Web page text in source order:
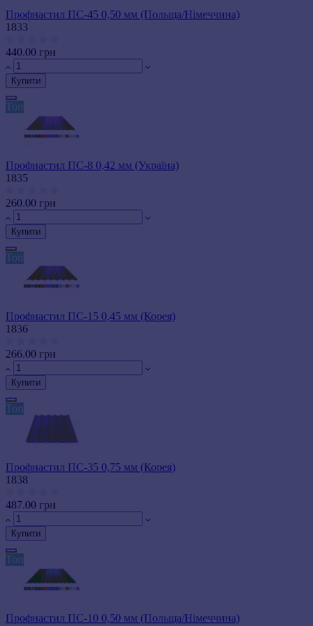
Профнастил ПС-45 0,50 мм (Польща/Німеччина)
1833
440.00 грн
Купити
Топ
Профнастил ПС-8 0,42 мм (Україна)
1835
260.00 грн
Купити
Топ
Профнастил ПС-15 0,45 мм (Корея)
1836
266.00 грн
Купити
Топ
Профнастил ПС-35 0,75 мм (Корея)
1838
487.00 грн
Купити
Топ
Профнастил ПС-10 0,50 мм (Польща/Німеччина)